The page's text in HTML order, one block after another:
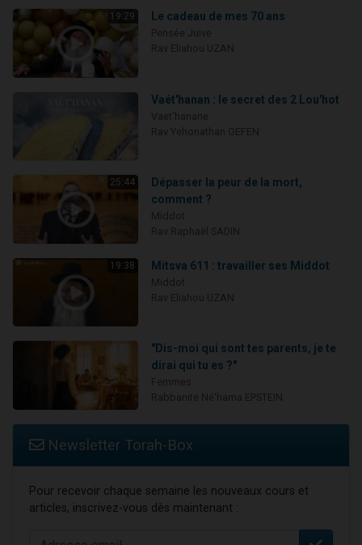
19:29 Le cadeau de mes 70 ans
Vaét'hanan : le secret des 2 Lou'hot
25:44
Dépasser la peur de la mort,
comment ?
19:38 Mitsva 611 : travailler ses Middot
"Dis-moi qui sont tes parents, je te
dirai qui tu es ?"
Newsletter Torah-Box
Pour recevoir chaque semaine les nouveaux cours et
articles, inscrivez-vous dès maintenant :